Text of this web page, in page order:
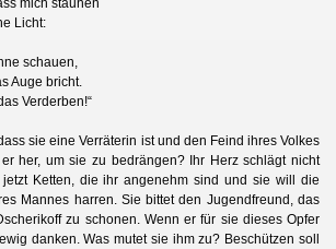
Licht:
schauen,
Auge bricht.
Verderben!“
sie eine Verräterin ist und den Feind ihres Volkes
her, um sie zu bedrängen? Ihr Herz schlägt nicht
Ketten, die ihr angenehm sind und sie will die
Mannes harren. Sie bittet den Jugendfreund, das
zu schonen. Wenn er für sie dieses Opfer
danken. Was mutet sie ihm zu? Beschützen soll